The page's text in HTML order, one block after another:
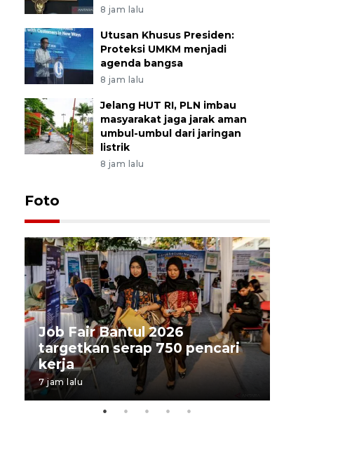
8 jam lalu
Utusan Khusus Presiden:
Proteksi UMKM menjadi
agenda bangsa
8 jam lalu
Jelang HUT RI, PLN imbau
masyarakat jaga jarak aman
umbul-umbul dari jaringan
listrik
8 jam lalu
Foto
Job Fair Bantul 2026
targetkan serap 750 pencari
kerja
7 jam lalu